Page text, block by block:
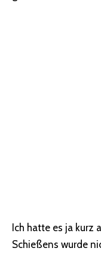
Ich hatte es ja kurz
Schießens wurde